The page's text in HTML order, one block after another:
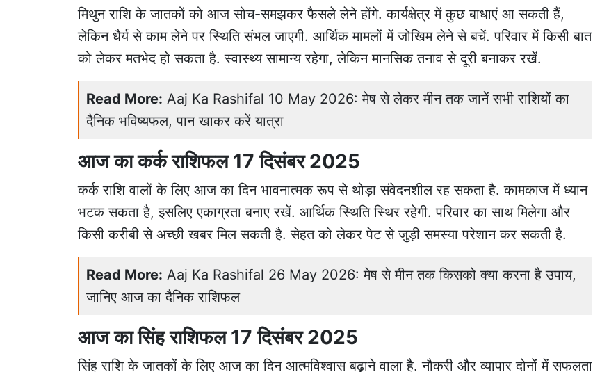
मिथुन राशि के जातकों को आज सोच-समझकर फैसले लेने होंगे. कार्यक्षेत्र में कुछ बाधाएं आ सकती हैं,
लेकिन धैर्य से काम लेने पर स्थिति संभल जाएगी. आर्थिक मामलों में जोखिम लेने से बचें. परिवार में किसी बात
को लेकर मतभेद हो सकता है. स्वास्थ्य सामान्य रहेगा, लेकिन मानसिक तनाव से दूरी बनाकर रखें.
Read More: Aaj Ka Rashifal 10 May 2026: मेष से लेकर मीन तक जानें सभी राशियों का
दैनिक भविष्यफल, पान खाकर करें यात्रा
आज का कर्क राशिफल 17 दिसंबर 2025
कर्क राशि वालों के लिए आज का दिन भावनात्मक रूप से थोड़ा संवेदनशील रह सकता है. कामकाज में ध्यान
भटक सकता है, इसलिए एकाग्रता बनाए रखें. आर्थिक स्थिति स्थिर रहेगी. परिवार का साथ मिलेगा और
किसी करीबी से अच्छी खबर मिल सकती है. सेहत को लेकर पेट से जुड़ी समस्या परेशान कर सकती है.
Read More: Aaj Ka Rashifal 26 May 2026: मेष से मीन तक किसको क्या करना है उपाय,
जानिए आज का दैनिक राशिफल
आज का सिंह राशिफल 17 दिसंबर 2025
सिंह राशि के जातकों के लिए आज का दिन आत्मविश्वास बढ़ाने वाला है. नौकरी और व्यापार दोनों में सफलता